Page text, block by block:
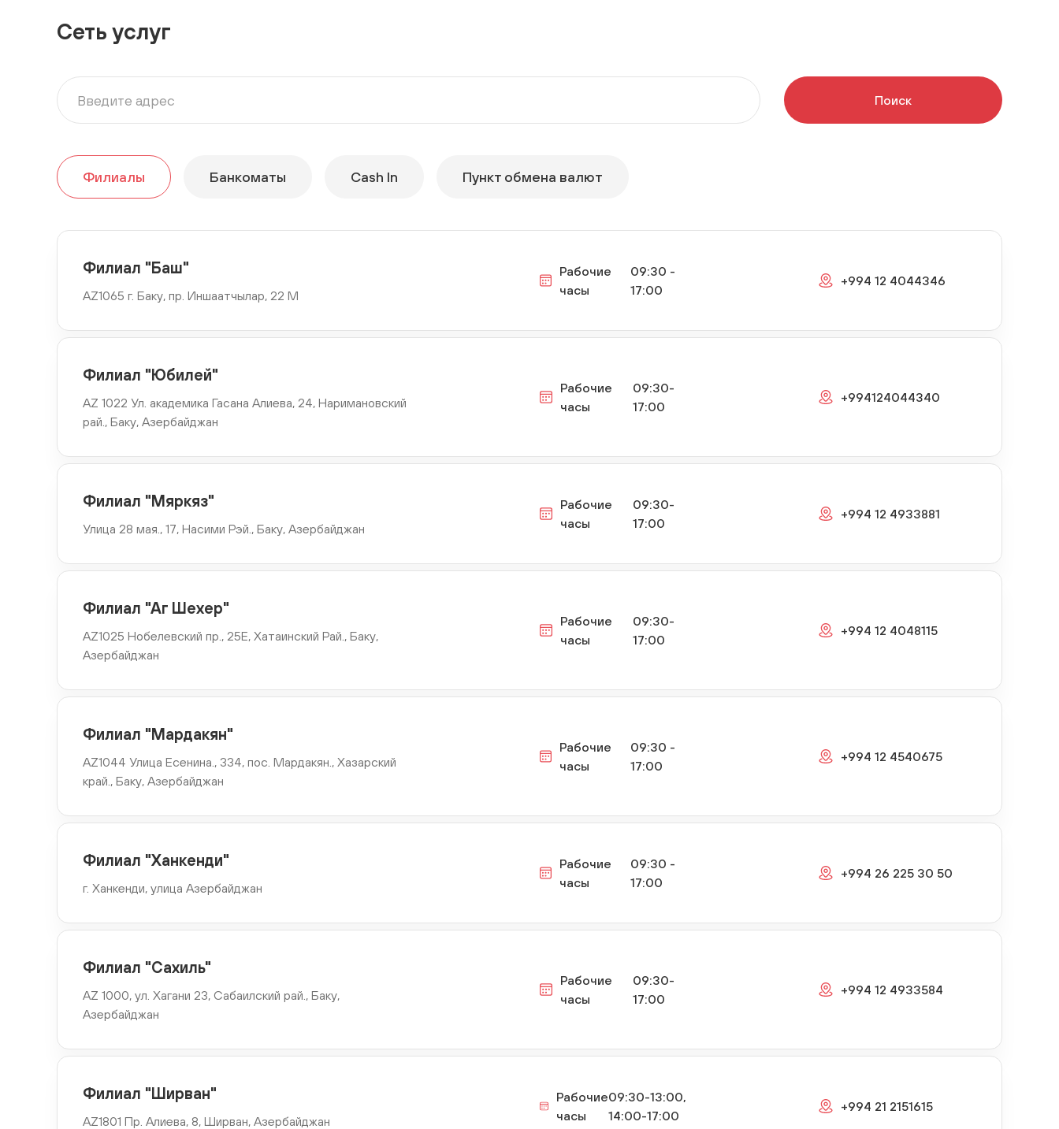
AZ 1000, ул. Хагани 23, Сабаилский рай., Баку, Азербайджан
AZ1801 Пр. Алиева, 8, Ширван, Азербайджан
AZ5000 улица С.Вургуна ., 16/132, 5-й мкр, Сумгаит,
Филиал "Шеки"
AZ 5500, M.А.Пр. Расулзаде., 169а, Шеки, Азербайджан
Филиал "Гёйчай"
AZ2300, г. Гёйчай, пр. Гейдар Алиева, 60
Филиал "Товуз"
AZ6000 г. Товуз, ул.Ази Асланова 21
Филиал "Шамкир"
Филиал "Хачмаз"
AZ4200 Ул. Ш.Ахундова., 20, Ланкаран, Азербайджан
AZ5600 ул., Шахрияр 1, Шaмахы, Азербайджан
Филиал "Нефтчилер"
Азербайджан
Филиал "Ахмедли"
AZ1149 ул.M.Рустамова,23., Хатаи рай., Баку, Азербайджан
Филиал "Гусар"
AZ 3800, Ул. Мусаева, 68, Гусар, Азербайджан
Филиал "Губа"
AZ 4000 ,Ул. 223-й стрелковой дивизии., 21, Губа,
Сеть услуг
Поиск
Филиалы Банкоматы Cash In Пункт обмена валют
Филиал "Баш"
AZ1065 г. Баку, пр. Иншаатчылар, 22 М
Рабочие
часы
09:30 -
17:00
+994 12 4044346
Филиал "Юбилей"
AZ 1022 Ул. академика Гасана Алиева, 24, Наримановcкий
рай., Баку, Азербайджан
Рабочие
часы
09:30-
17:00
+994124044340
Филиал "Мяркяз"
Улица 28 мая., 17, Насими Рэй., Баку, Азербайджан
Рабочие
часы
09:30-
17:00
+994 12 4933881
Филиал "Аг Шехер"
AZ1025 Нобелевский пр., 25E, Хатаинский Рай., Баку,
Азербайджан
Рабочие
часы
09:30-
17:00
+994 12 4048115
Филиал "Мардакян"
AZ1044 Улица Есенина., 334, пос. Мардакян., Хазарский
край., Баку, Азербайджан
Рабочие
часы
09:30 -
17:00
+994 12 4540675
Филиал "Ханкенди"
г. Ханкенди, улица Азербайджан
Рабочие
часы
09:30 -
17:00
+994 26 225 30 50
Филиал "Сахиль"
AZ 1000, ул. Хагани 23, Сабаилский рай., Баку,
Азербайджан
Рабочие
часы
09:30-
17:00
+994 12 4933584
Филиал "Ширван"
AZ1801 Пр. Алиева, 8, Ширван, Азербайджан
Рабочие
часы
09:30-13:00,
14:00-17:00
+994 21 2151615